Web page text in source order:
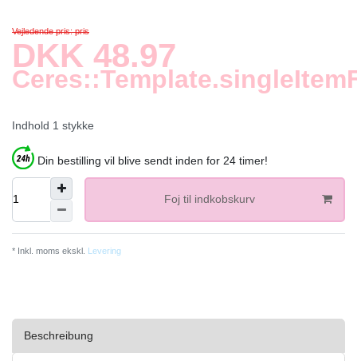
Vejledende pris: pris
DKK 48.97
Indhold 1 stykke
Din bestilling vil blive sendt inden for 24 timer!
Foj til indkobskurv
* Inkl. moms ekskl. Levering
Beschreibung